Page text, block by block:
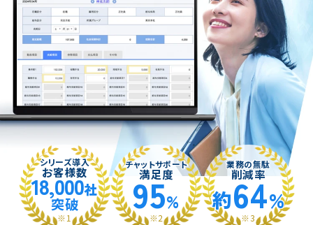
シリーズ導入
お客様数
18,000社
突破
※1
チャットサポート
満足度
95%
※2
業務の無駄
削減率
約64%
※3